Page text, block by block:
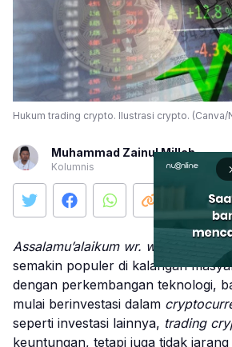
Hukum trading crypto. Ilustrasi crypto. (Canva/
Muhammad Zainul Millah
Kolumnis
Assalamu’alaikum wr. wb.
semakin populer di kalangan
dengan perkembangan teknologi,
mulai berinvestasi dalam
seperti investasi lainnya, trading
keuntungan, tetapi juga tidak
arrow_forward_ios